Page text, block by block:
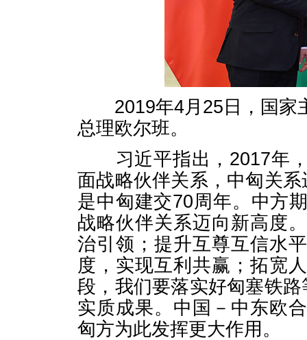
2019年4月25日，国家
总理欧尔班。
习近平指出，2017年，
面战略伙伴关系，中匈关系
是中匈建交70周年。中方
战略伙伴关系迈向新高度
治引领；提升互尊互信水
度，实现互利共赢；拓宽
段，我们要落实好匈塞铁路
实质成果。中国－中东欧
匈方为此发挥更大作用。